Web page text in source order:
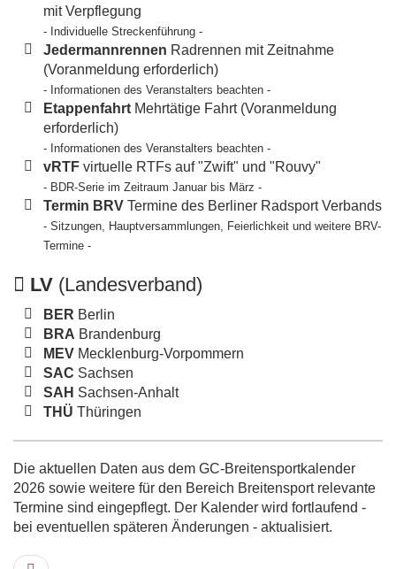
mit Verpflegung
- Individuelle Streckenführung -
Jedermannrennen Radrennen mit Zeitnahme
(Voranmeldung erforderlich)
- Informationen des Veranstalters beachten -
Etappenfahrt Mehrtätige Fahrt (Voranmeldung
erforderlich)
- Informationen des Veranstalters beachten -
vRTF virtuelle RTFs auf "Zwift" und "Rouvy"
- BDR-Serie im Zeitraum Januar bis März -
Termin BRV Termine des Berliner Radsport Verbands
- Sitzungen, Hauptversammlungen, Feierlichkeit und weitere BRV-
Termine -
LV (Landesverband)
BER Berlin
BRA Brandenburg
MEV Mecklenburg-Vorpommern
SAC Sachsen
SAH Sachsen-Anhalt
THÜ Thüringen
Die aktuellen Daten aus dem GC-Breitensportkalender
2026 sowie weitere für den Bereich Breitensport relevante
Termine sind eingepflegt. Der Kalender wird fortlaufend -
bei eventuellen späteren Änderungen - aktualisiert.